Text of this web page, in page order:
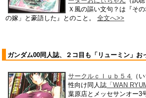
Ｘ風の謳い文句？は『そ
の嫁」と豪語した』とのこと。 全文へ>>
ガンダム00同人誌、２コ目も「リューミン」お
サークルｃｌｕｂ５４
（
性向け同人誌 「WAN
葉原店とメッセサンオー3